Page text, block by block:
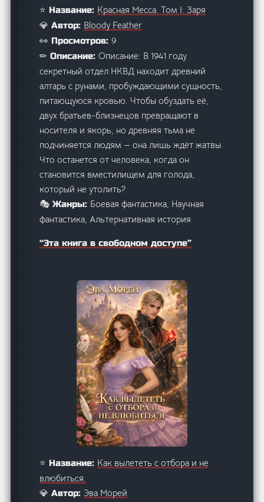
⭐ Название: Красная Месса. Том I: Заря
💎 Автор: Bloody Feather
👀 Просмотров:9
✏ Описание:Описание: В 1941 году
секретный отдел НКВД находит древний
алтарь с рунами, пробуждающими сущность,
питающуюся кровью. Чтобы обуздать её,
двух братьев-близнецов превращают в
носителя и якорь, но древняя тьма не
подчиняется людям — она лишь ждёт жатвы.
Что останется от человека, когда он
становится вместилищем для голода,
который не утолить?
🎭 Жанры: Боевая фантастика, Научная
фантастика, Альтернативная история
“Эта книга в свободном доступе”
⭐ Название: Как вылететь с отбора и не
влюбиться.
💎 Автор: Эва Морей